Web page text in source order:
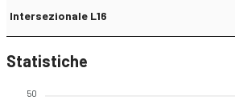
Intersezionale L16
Statistiche
50